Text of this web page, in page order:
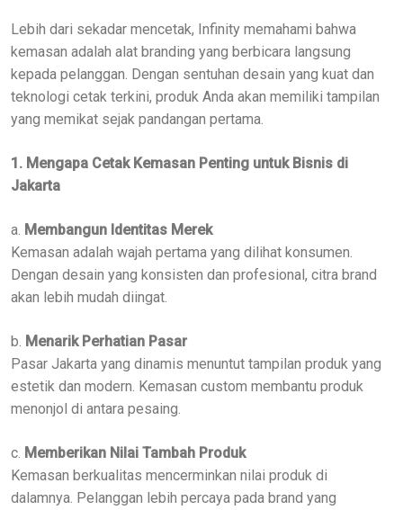
Lebih dari sekadar mencetak, Infinity memahami bahwa
kemasan adalah alat branding yang berbicara langsung
kepada pelanggan. Dengan sentuhan desain yang kuat dan
teknologi cetak terkini, produk Anda akan memiliki tampilan
yang memikat sejak pandangan pertama.
1. Mengapa Cetak Kemasan Penting untuk Bisnis di
Jakarta
a. Membangun Identitas Merek
Kemasan adalah wajah pertama yang dilihat konsumen.
Dengan desain yang konsisten dan profesional, citra brand
akan lebih mudah diingat.
b. Menarik Perhatian Pasar
Pasar Jakarta yang dinamis menuntut tampilan produk yang
estetik dan modern. Kemasan custom membantu produk
menonjol di antara pesaing.
c. Memberikan Nilai Tambah Produk
Kemasan berkualitas mencerminkan nilai produk di
dalamnya. Pelanggan lebih percaya pada brand yang